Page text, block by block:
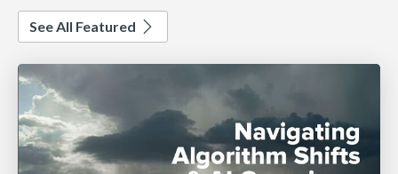
See All Featured